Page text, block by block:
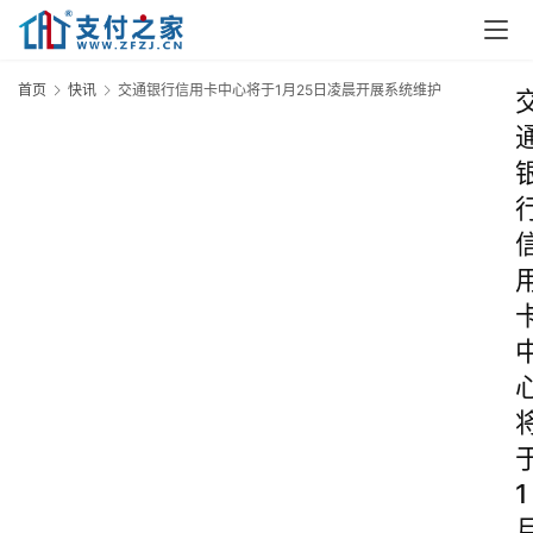
首页 快讯 交通银行信用卡中心将于1月25日凌晨开展系统维护
1